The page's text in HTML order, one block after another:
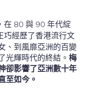
在 80 與 90 年代綻
巧經歷了香港流行文
、到風靡亞洲的百變
光輝時代的終結。 梅
卻影響了亞洲數十年
至如今。